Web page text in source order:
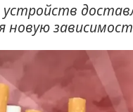
новую